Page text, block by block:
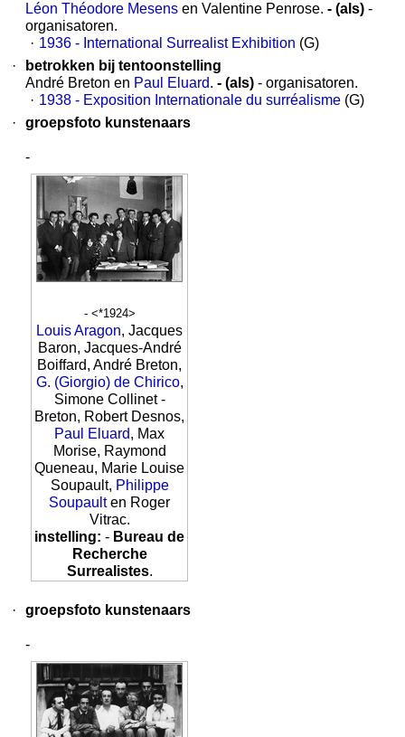
Léon Théodore Mesens en Valentine Penrose. - (als) -
organisatoren.
· 1936 - International Surrealist Exhibition (G)
·
betrokken bij tentoonstelling
André Breton en Paul Eluard. - (als) - organisatoren.
· 1938 - Exposition Internationale du surréalisme (G)
·
groepsfoto kunstenaars
-
- <*1924>
Louis Aragon, Jacques
Baron, Jacques-André
Boiffard, André Breton,
G. (Giorgio) de Chirico,
Simone Collinet -
Breton, Robert Desnos,
Paul Eluard, Max
Morise, Raymond
Queneau, Marie Louise
Soupault, Philippe
Soupaulten Roger
Vitrac.
instelling: - Bureau de
Recherche
Surrealistes.
· groepsfoto kunstenaars
-